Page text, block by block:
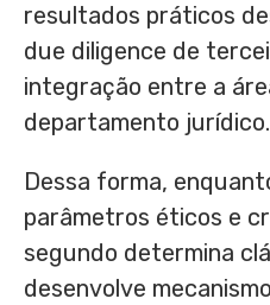
resultados práticos
due diligence de
integração entre a
departamento jurídico.
Dessa forma,
parâmetros éticos e
segundo determina
desenvolve